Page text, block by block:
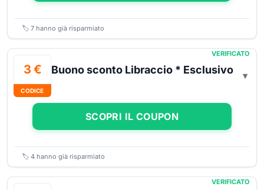
🏷️ 7 hanno già risparmiato
3 €
CODICE
VERIFICATO
Buono sconto Libraccio * Esclusivo
SCOPRI IL COUPON
🏷️ 4 hanno già risparmiato
VERIFICATO